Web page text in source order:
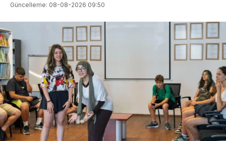
Güncelleme: 08-08-2026 09:50